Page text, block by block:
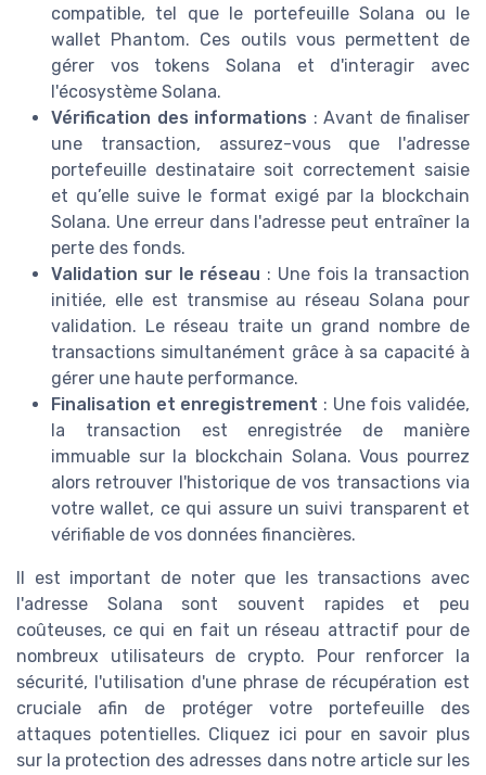
compatible, tel que le portefeuille Solana ou le
wallet Phantom. Ces outils vous permettent de
gérer vos tokens Solana et d'interagir avec
l'écosystème Solana.
Vérification des informations : Avant de finaliser
une transaction, assurez-vous que l'adresse
portefeuille destinataire soit correctement saisie
et qu’elle suive le format exigé par la blockchain
Solana. Une erreur dans l'adresse peut entraîner la
perte des fonds.
Validation sur le réseau : Une fois la transaction
initiée, elle est transmise au réseau Solana pour
validation. Le réseau traite un grand nombre de
transactions simultanément grâce à sa capacité à
gérer une haute performance.
Finalisation et enregistrement : Une fois validée,
la transaction est enregistrée de manière
immuable sur la blockchain Solana. Vous pourrez
alors retrouver l'historique de vos transactions via
votre wallet, ce qui assure un suivi transparent et
vérifiable de vos données financières.
Il est important de noter que les transactions avec
l'adresse Solana sont souvent rapides et peu
coûteuses, ce qui en fait un réseau attractif pour de
nombreux utilisateurs de crypto. Pour renforcer la
sécurité, l'utilisation d'une phrase de récupération est
cruciale afin de protéger votre portefeuille des
attaques potentielles. Cliquez ici pour en savoir plus
sur la protection des adresses dans notre article sur les